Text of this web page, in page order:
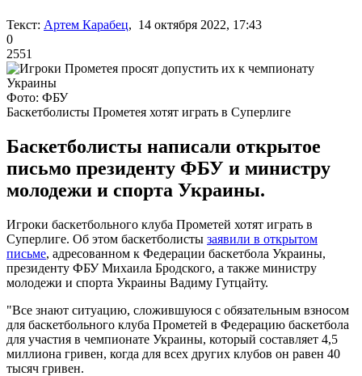
Текст: Артем Карабец, 14 октября 2022, 17:43
0
2551
Фото: ФБУ
Баскетболисты Прометея хотят играть в Суперлиге
Баскетболисты написали открытое
письмо президенту ФБУ и министру
молодежи и спорта Украины.
Игроки баскетбольного клуба Прометей хотят играть в
Суперлиге. Об этом баскетболисты заявили в открытом
письме, адресованном к Федерации баскетбола Украины,
президенту ФБУ Михаила Бродского, а также министру
молодежи и спорта Украины Вадиму Гутцайту.
"Все знают ситуацию, сложившуюся с обязательным взносом
для баскетбольного клуба Прометей в Федерацию баскетбола
для участия в чемпионате Украины, который составляет 4,5
миллиона гривен, когда для всех других клубов он равен 40
тысяч гривен.